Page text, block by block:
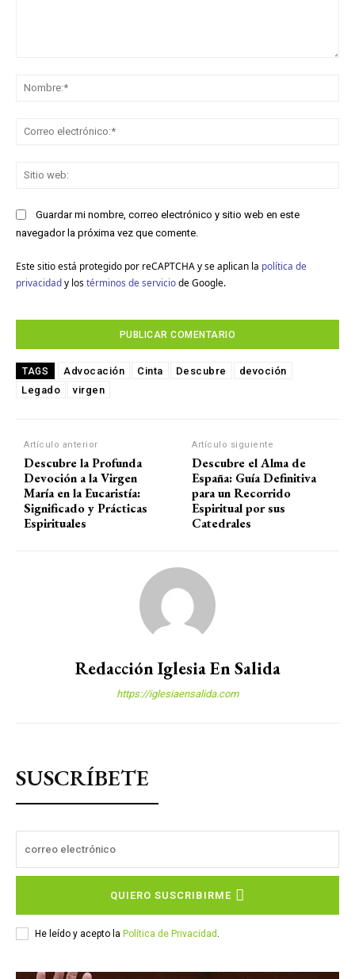
Guardar mi nombre, correo electrónico y sitio web en este
navegador la próxima vez que comente.
Este sitio está protegido por reCAPTCHA y se aplican la política de
privacidady los términos de serviciode Google.
TAGS Advocación Cinta Descubre
devoción
Legado
virgen
Artículo anterior
Descubre la Profunda
Devoción a la Virgen
María en la Eucaristía:
Significado y Prácticas
Espirituales
Artículo siguiente
Descubre el Alma de
España: Guía Definitiva
para un Recorrido
Espiritual por sus
Catedrales
Redacción Iglesia En Salida
https://iglesiaensalida.com
SUSCRÍBETE
QUIERO SUSCRIBIRME
He leído y acepto la Política de Privacidad